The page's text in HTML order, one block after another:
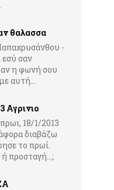
θαλασσα
-
εσύ σαν
η φωνή σου
αυτή...
Αγρινιο
18/1/2013
διαβάζω
το πρωί.
προσταγή…;